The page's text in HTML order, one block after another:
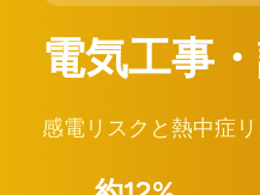
電気工事
感電リスクと熱中症